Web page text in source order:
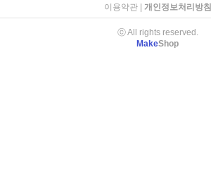
이용약관| 개인정보처리방침
ⓒ All rights reserved.
MakeShop